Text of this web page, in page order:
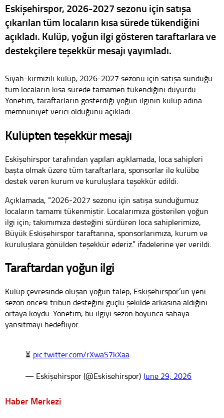
Eskişehirspor, 2026-2027 sezonu için satışa
çıkarılan tüm locaların kısa sürede tükendiğini
açıkladı. Kulüp, yoğun ilgi gösteren taraftarlara ve
destekçilere teşekkür mesajı yayımladı.
Siyah-kırmızılı kulüp, 2026-2027 sezonu için satışa sunduğu
tüm locaların kısa sürede tamamen tükendiğini duyurdu.
Yönetim, taraftarların gösterdiği yoğun ilginin kulüp adına
memnuniyet verici olduğunu açıkladı.
Kulüpten teşekkür mesajı
Eskişehirspor tarafından yapılan açıklamada, loca sahipleri
başta olmak üzere tüm taraftarlara, sponsorlar ile kulübe
destek veren kurum ve kuruluşlara teşekkür edildi.
Açıklamada, “2026-2027 sezonu için satışa sunduğumuz
locaların tamamı tükenmiştir. Localarımıza gösterilen yoğun
ilgi için; takımımıza desteğini sürdüren loca sahiplerimize,
Büyük Eskişehirspor taraftarına, sponsorlarımıza, kurum ve
kuruluşlara gönülden teşekkür ederiz.” ifadelerine yer verildi.
Taraftardan yoğun ilgi
Kulüp çevresinde oluşan yoğun talep, Eskişehirspor’un yeni
sezon öncesi tribün desteğini güçlü şekilde arkasına aldığını
ortaya koydu. Yönetim, bu ilgiyi sezon boyunca sahaya
yansıtmayı hedefliyor.
⏳ pic.twitter.com/rXwaS7kXaa
— Eskişehirspor (@Eskisehirspor) June 29, 2026
Haber Merkezi